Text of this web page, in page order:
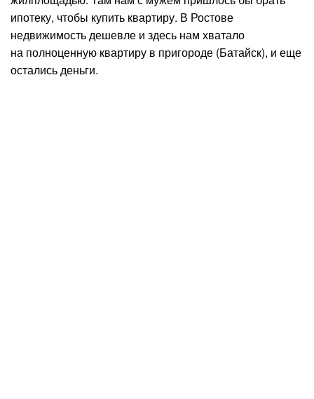
ипотеку, чтобы купить квартиру. В Ростове
недвижимость дешевле и здесь нам хватало
на полноценную квартиру в пригороде (Батайск), и еще
остались деньги.